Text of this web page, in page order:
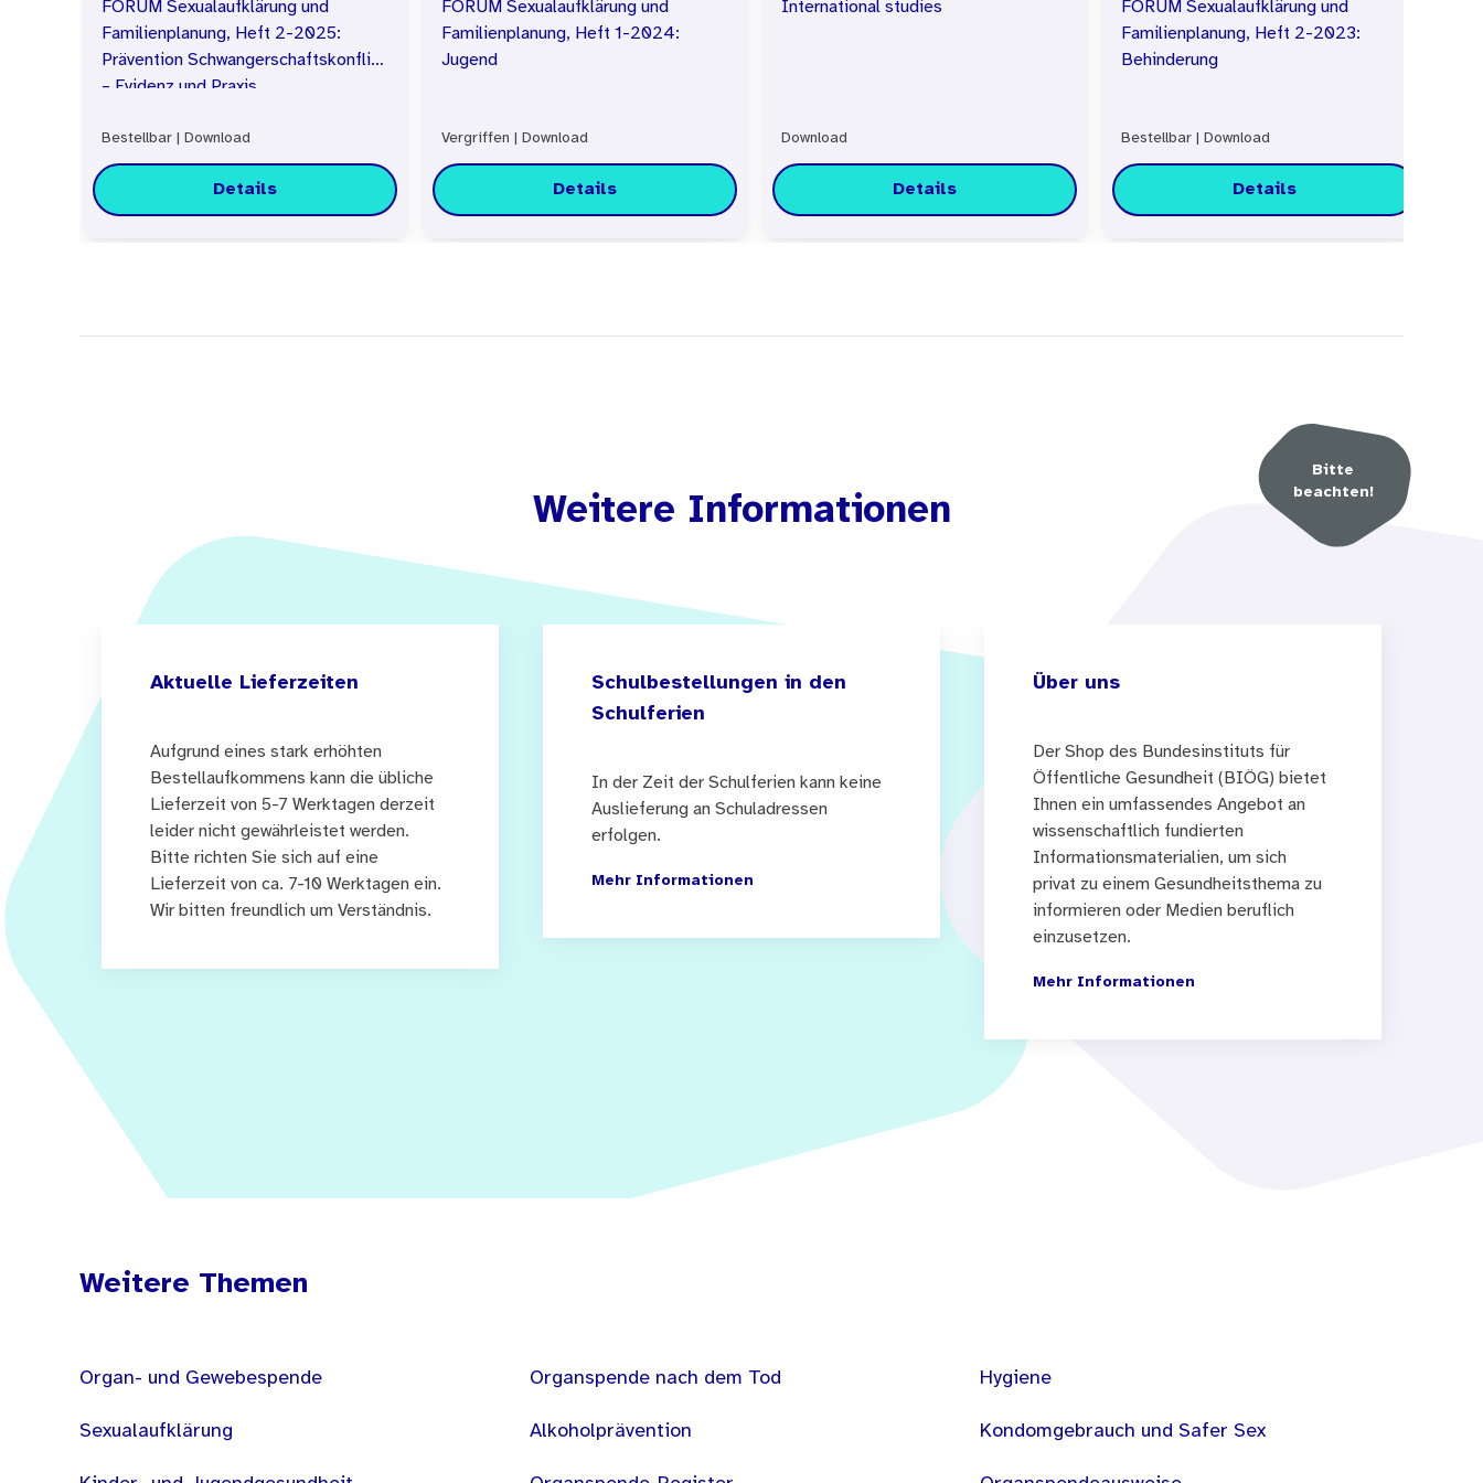
FORUM Sexualaufklärung und
Familienplanung, Heft 2-2025:
Prävention Schwangerschaftskonflikt
– Evidenz und Praxis
Bestellbar Download
Details
FORUM Sexualaufklärung und
Familienplanung, Heft 1-2024:
Jugend
Vergriffen Download
Details
International studies
Download
Details
FORUM Sexualaufklärung und
Familienplanung, Heft 2-2023:
Behinderung
Bestellbar Download
Details
Bitte
beachten!
Weitere Informationen
Aktuelle Lieferzeiten
Aufgrund eines stark erhöhten
Bestellaufkommens kann die übliche
Lieferzeit von 5-7 Werktagen derzeit
leider nicht gewährleistet werden.
Bitte richten Sie sich auf eine
Lieferzeit von ca. 7-10 Werktagen ein.
Wir bitten freundlich um Verständnis.
Schulbestellungen in den
Schulferien
In der Zeit der Schulferien kann keine
Auslieferung an Schuladressen
erfolgen.
Mehr Informationen
Über uns
Der Shop des Bundesinstituts für
Öffentliche Gesundheit (BIÖG) bietet
Ihnen ein umfassendes Angebot an
wissenschaftlich fundierten
Informationsmaterialien, um sich
privat zu einem Gesundheitsthema zu
informieren oder Medien beruflich
einzusetzen.
Mehr Informationen
Weitere Themen
Organ- und Gewebespende
Sexualaufklärung
Organspende nach dem Tod
Alkoholprävention
Hygiene
Kondomgebrauch und Safer Sex